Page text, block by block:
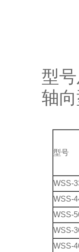
型
轴
型号
WSS-
WSS-
WSS-
WSS-
WSS-